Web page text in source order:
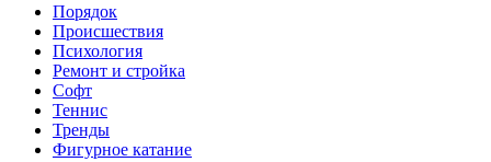
Порядок
Происшествия
Психология
Ремонт и стройка
Софт
Теннис
Тренды
Фигурное катание